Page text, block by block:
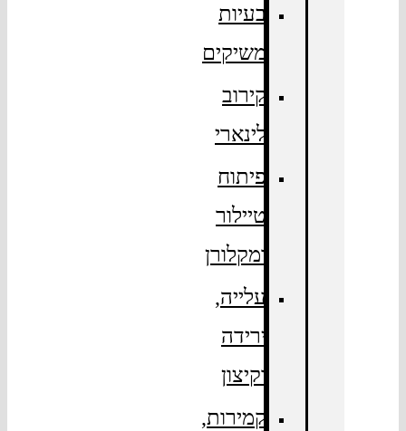
בעיות
משיקים
קירוב
לינארי
פיתוח
טיילור
ומקלורן
עלייה,
ירידה
וקיצון
קמירות,